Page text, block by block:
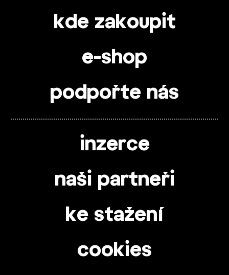
kde zakoupit
e-shop
podpořte nás
inzerce
naši partneři
ke stažení
cookies